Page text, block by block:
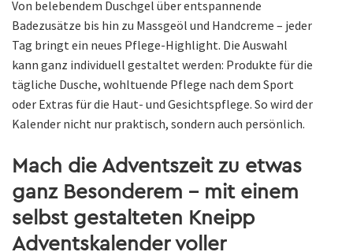
Von belebendem Duschgel über entspannende
Badezusätze bis hin zu Massgeöl und Handcreme – jeder
Tag bringt ein neues Pflege-Highlight. Die Auswahl
kann ganz individuell gestaltet werden: Produkte für die
tägliche Dusche, wohltuende Pflege nach dem Sport
oder Extras für die Haut- und Gesichtspflege. So wird der
Kalender nicht nur praktisch, sondern auch persönlich.
Mach die Adventszeit zu etwas
ganz Besonderem – mit einem
selbst gestalteten Kneipp
Adventskalender voller